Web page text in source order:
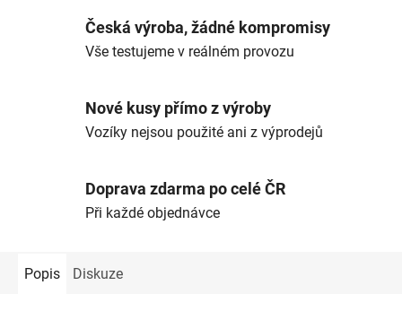
Česká výroba, žádné kompromisy
Vše testujeme v reálném provozu
Nové kusy přímo z výroby
Vozíky nejsou použité ani z výprodejů
Doprava zdarma po celé ČR
Při každé objednávce
Popis Diskuze